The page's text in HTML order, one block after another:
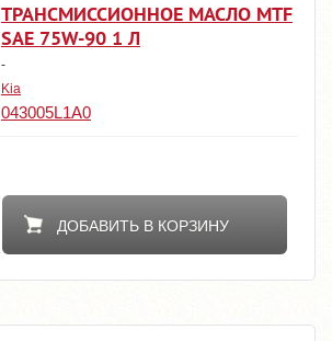
ТРАНСМИССИОННОЕ МАСЛО MTF
SAE 75W-90 1 Л
-
Kia
043005L1A0
ДОБАВИТЬ В КОРЗИНУ